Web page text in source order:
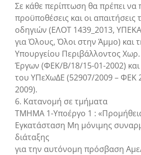
Σε κάθε περίπτωση θα πρέπει να
προϋποθέσεις και οι απαιτήσεις
οδηγιών (ΕΛΟΤ 1439_2013,
για Όλους, Όλοι στην Άμμο) και
Υπουργείου Περιβάλλοντος
Έργων (ΦΕΚ/Β/18/15-01-2002)
του ΥΠεΧωΔΕ (52907/2009 – ΦΕΚ
2009).
6. Κατανομή σε τμήματα
ΤΜΗΜΑ 1-Υποέργο 1 :
Εγκατάσταση Μη μόνιμης
διάταξης
για την αυτόνομη πρόσβαση